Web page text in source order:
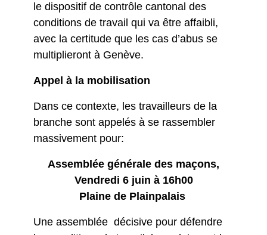
le dispositif de contrôle cantonal des
conditions de travail qui va être affaibli,
avec la certitude que les cas d’abus se
multiplieront à Genève.
Appel à la mobilisation
Dans ce contexte, les travailleurs de la
branche sont appelés à se rassembler
massivement pour:
Assemblée générale des maçons,
Vendredi 6 juin à 16h00
Plaine de Plainpalais
Une assemblée décisive pour défendre